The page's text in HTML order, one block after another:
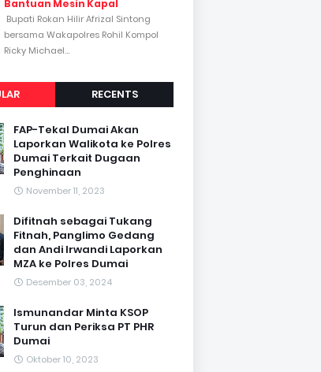
Bantuan Mesin Kapal
Bupati Rokan Hilir Afrizal Sintong
bersama Wakapolres Rohil Kompol
Ricky Michael...
RECENTS
FAP-Tekal Dumai Akan
Laporkan Walikota ke Polres
Dumai Terkait Dugaan
Penghinaan
November 11, 2023
Difitnah sebagai Tukang
Fitnah, Panglimo Gedang
dan Andi Irwandi Laporkan
MZA ke Polres Dumai
Desember 03, 2024
Ismunandar Minta KSOP
Turun dan Periksa PT PHR
Dumai
Oktober 10, 2023